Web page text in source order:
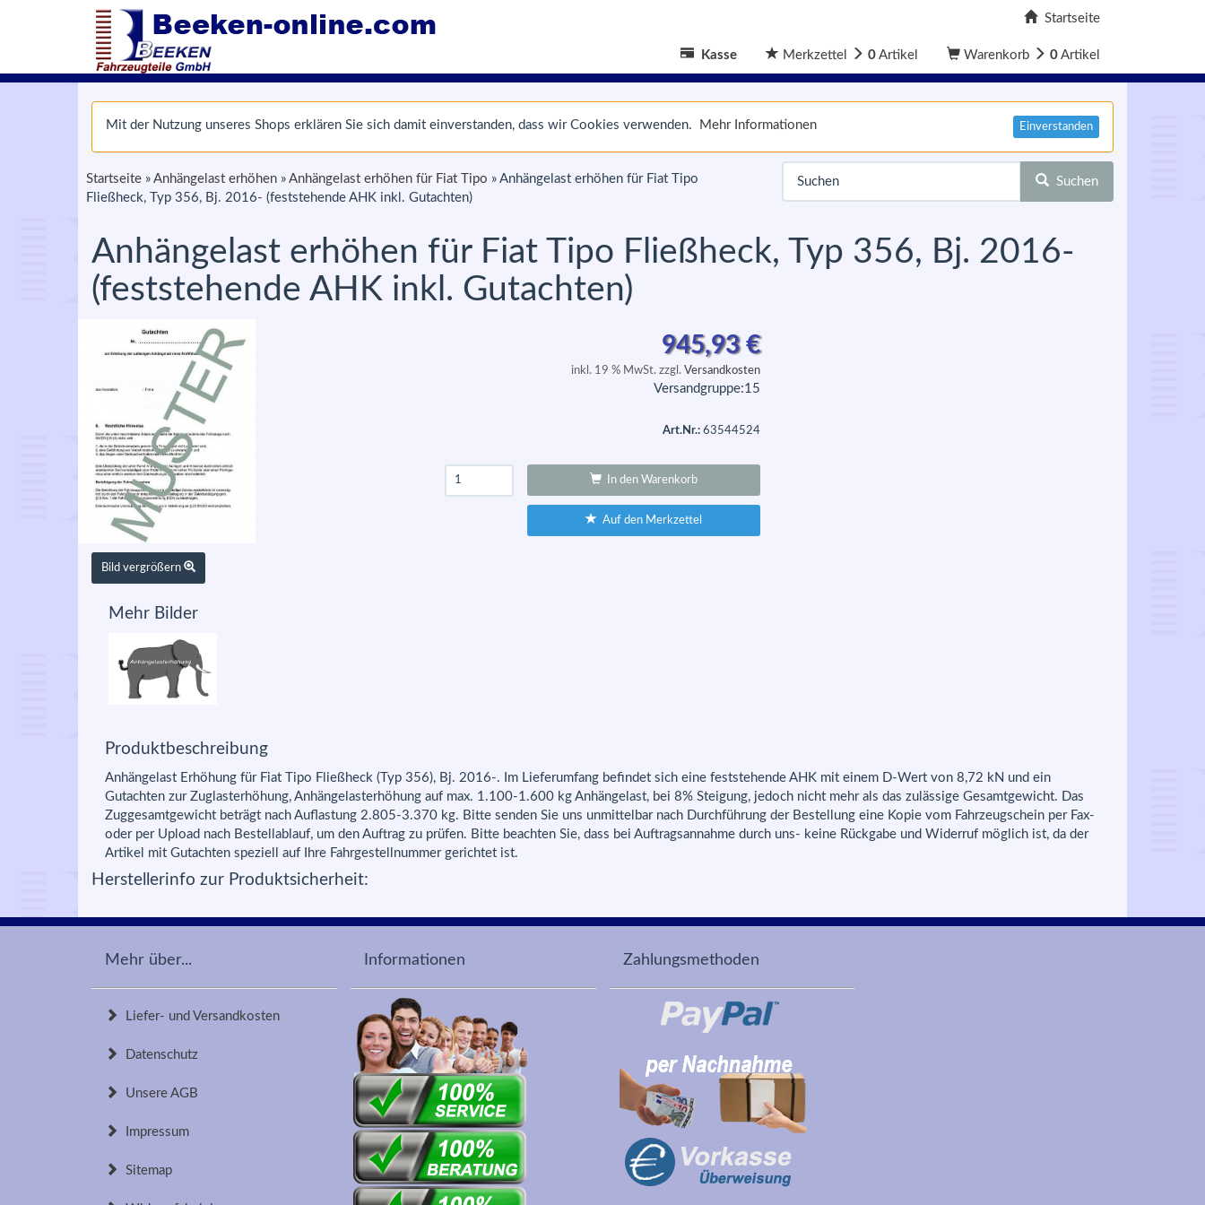
Startseite
Kasse Merkzettel 0 Artikel Warenkorb 0 Artikel
Mit der Nutzung unseres Shops erklären Sie sich damit einverstanden, dass wir Cookies verwenden. Mehr Informationen Einverstanden
Startseite » Anhängelast erhöhen » Anhängelast erhöhen für Fiat Tipo » Anhängelast erhöhen für Fiat Tipo
Fließheck, Typ 356, Bj. 2016- (feststehende AHK inkl. Gutachten)
Suchen
Anhängelast erhöhen für Fiat Tipo Fließheck, Typ 356, Bj. 2016-
(feststehende AHK inkl. Gutachten)
Bild vergrößern
945,93€
inkl. 19 % MwSt. zzgl. Versandkosten
Versandgruppe:15
Art.Nr.: 63544524
In den Warenkorb
Auf den Merkzettel
Mehr Bilder
Produktbeschreibung
Anhängelast Erhöhung für Fiat Tipo Fließheck (Typ 356), Bj. 2016-. Im Lieferumfang befindet sich eine feststehende AHK mit einem D-Wert von 8,72 kN und ein
Gutachten zur Zuglasterhöhung, Anhängelasterhöhung auf max. 1.100-1.600 kg Anhängelast, bei 8% Steigung, jedoch nicht mehr als das zulässige Gesamtgewicht. Das
Zuggesamtgewicht beträgt nach Auflastung 2.805-3.370 kg. Bitte senden Sie uns unmittelbar nach Durchführung der Bestellung eine Kopie vom Fahrzeugschein per Fax-
oder per Upload nach Bestellablauf, um den Auftrag zu prüfen. Bitte beachten Sie, dass bei Auftragsannahme durch uns- keine Rückgabe und Widerruf möglich ist, da der
Artikel mit Gutachten speziell auf Ihre Fahrgestellnummer gerichtet ist.
Herstellerinfo zur Produktsicherheit:
Mehr über...
Liefer- und Versandkosten
Datenschutz
Unsere AGB
Impressum
Sitemap
Informationen Zahlungsmethoden